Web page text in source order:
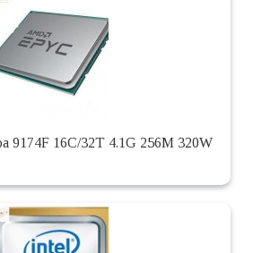
9174F 16C/32T 4.1G 256M 320W